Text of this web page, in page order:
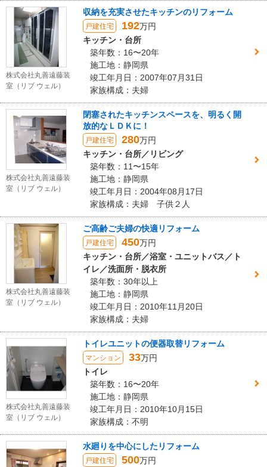
株式会社丸善遠藤装
室（リブ ウェル）
収納を充実させたキッチンのリフォーム
戸建住宅 192万円
キッチン・台所
築年数：16〜20年
施工地：静岡県
竣工年月日：2007年07月31日
家族構成：夫婦
株式会社丸善遠藤装
室（リブ ウェル）
閉塞されたキッチンスペースを、明るく開
放的なＬＤＫに！
戸建住宅 280万円
キッチン・台所／リビング
築年数：11〜15年
施工地：静岡県
竣工年月日：2004年08月17日
家族構成：夫婦 子供２人
株式会社丸善遠藤装
室（リブ ウェル）
ご高齢ご夫婦の快適リフォーム
戸建住宅 450万円
キッチン・台所／浴室・ユニットバス／ト
イレ／洗面所・脱衣所
築年数：30年以上
施工地：静岡県
竣工年月日：2010年11月20日
家族構成：夫婦
株式会社丸善遠藤装
室（リブ ウェル）
トイレユニットの便器取替リフォーム
マンション 33万円
トイレ
築年数：16〜20年
施工地：静岡県
竣工年月日：2010年10月15日
家族構成：不明
水廻りを中心にしたリフォーム
戸建住宅 500万円